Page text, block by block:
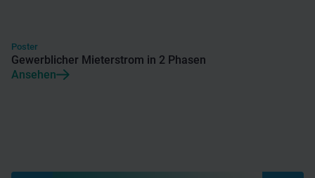
Poster
Gewerblicher Mieterstrom in 2 Phasen
Ansehen